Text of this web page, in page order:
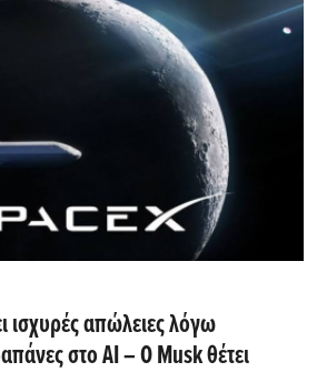
ισχυρές απώλειες λόγω
στο AI – Ο Musk θέτει